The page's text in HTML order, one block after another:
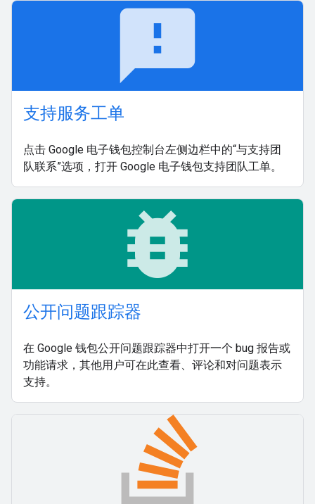
feedback
支持服务工单
点击 Google 电子钱包控制台左侧边栏中的“与支持团
队联系”选项，打开 Google 电子钱包支持团队工单。
bug_report
公开问题跟踪器
在 Google 钱包公开问题跟踪器中打开一个 bug 报告或
功能请求，其他用户可在此查看、评论和对问题表示
支持。